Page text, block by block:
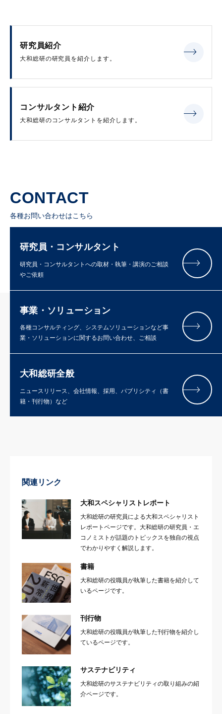
研究員紹介
大和総研の研究員を紹介します。
コンサルタント紹介
大和総研のコンサルタントを紹介します。
CONTACT
各種お問い合わせはこちら
研究員・コンサルタント
研究員・コンサルタントへの取材・執筆・講演のご相談
やご依頼
事業・ソリューション
各種コンサルティング、システムソリューションなど事
業・ソリューションに関するお問い合わせ、ご相談
大和総研全般
ニュースリリース、会社情報、採用、パブリシティ（書
籍・刊行物）など
関連リンク
大和スペシャリストレポート
大和総研の研究員による大和スペシャリスト
レポートページです。大和総研の研究員・エ
コノミストが話題のトピックスを独自の視点
でわかりやすく解説します。
書籍
大和総研の役職員が執筆した書籍を紹介して
いるページです。
刊行物
大和総研の役職員が執筆した刊行物を紹介し
ているページです。
サステナビリティ
大和総研のサステナビリティの取り組みの紹
介ページです。